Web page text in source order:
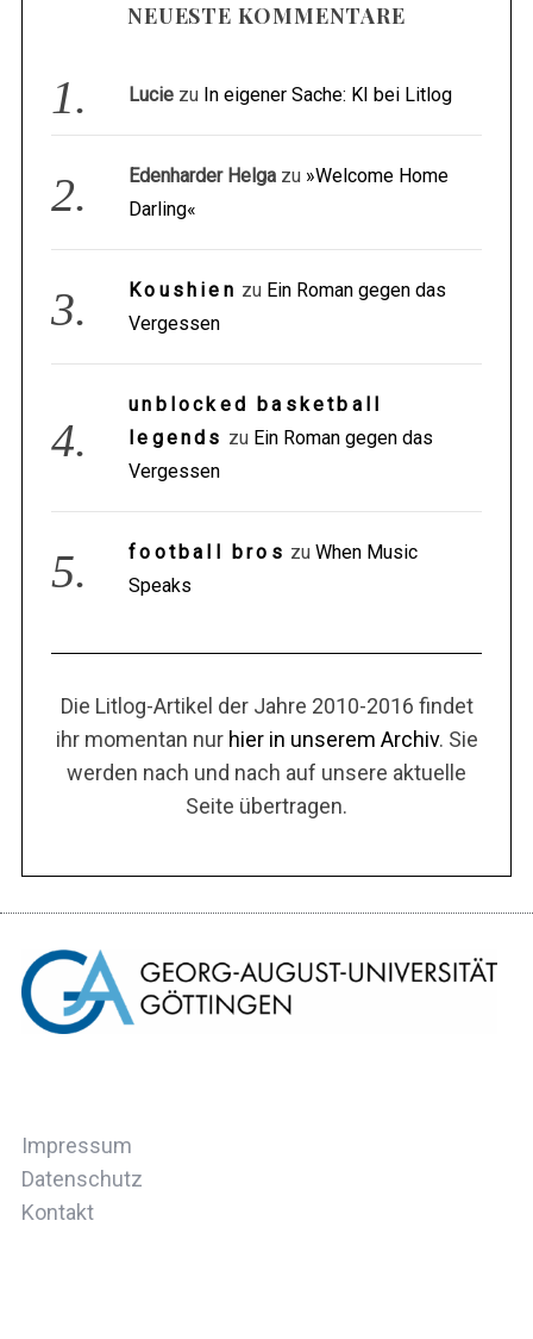
NEUESTE KOMMENTARE
Lucie zu In eigener Sache: KI bei Litlog
Edenharder Helga zu »Welcome Home
Darling«
Koushien zu Ein Roman gegen das
Vergessen
unblocked basketball
legends zu Ein Roman gegen das
Vergessen
football bros zu When Music
Speaks
Die Litlog-Artikel der Jahre 2010-2016 findet
ihr momentan nur hier in unserem Archiv. Sie
werden nach und nach auf unsere aktuelle
Seite übertragen.
Impressum
Datenschutz
Kontakt